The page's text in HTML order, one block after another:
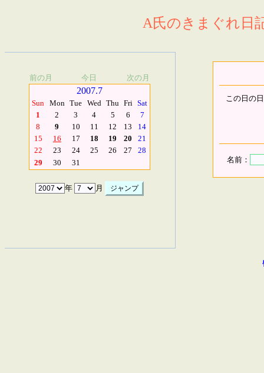
A氏のきまぐれ日
前の月 今日 次の月
2007.7
Sun Mon Tue Wed Thu Fri Sat
1
2 3 4 5 6
7
8
9 10 11 12 13
14
15
16 17 18 19 20
21
22
23 24 25 26 27
28
29
30 31
年 月
この日の
名前：